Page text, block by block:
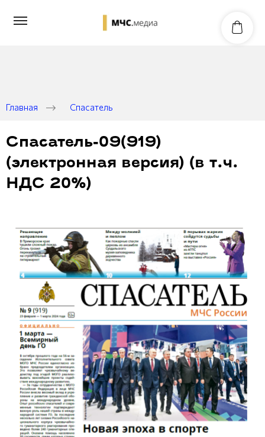
Главная Спасатель
Спасатель-09(919)
(электронная версия) (в т.ч.
НДС 20%)